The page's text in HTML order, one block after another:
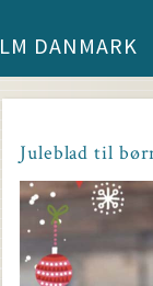
Main
(level
1)
LM DANMARK
Juleblad til